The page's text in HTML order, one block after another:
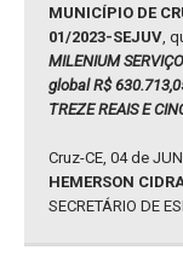
MUNICÍPIO DE
01/2023-SEJUV,
MILENIUM
global R$
TREZE REAIS E
Cruz-CE, 04 de
HEMERSON
SECRETÁRIO DE